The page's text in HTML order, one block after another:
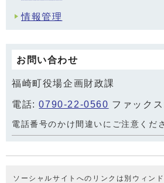
情報管理
お問い合わせ
福崎町役場企画財政課
電話:0790-22-0560 ファック
電話番号のかけ間違いにご注意くだ
ソーシャルサイトへのリンクは別ウィン